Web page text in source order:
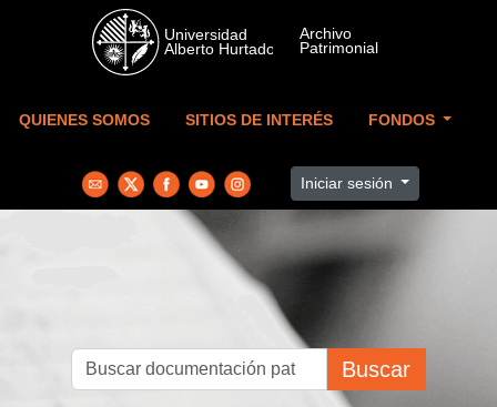
Skip to main content
QUIENES SOMOS SITIOS DE INTERÉS FONDOS
Iniciar sesión
Buscar